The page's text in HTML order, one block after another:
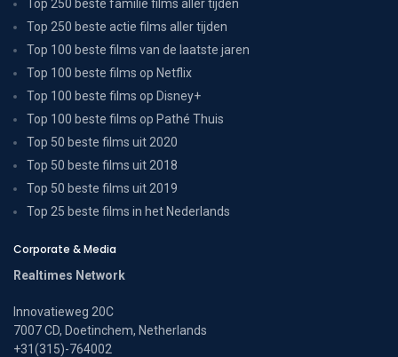
Top 250 beste familie films aller tijden
Top 250 beste actie films aller tijden
Top 100 beste films van de laatste jaren
Top 100 beste films op Netflix
Top 100 beste films op Disney+
Top 100 beste films op Pathé Thuis
Top 50 beste films uit 2020
Top 50 beste films uit 2018
Top 50 beste films uit 2019
Top 25 beste films in het Nederlands
Corporate & Media
Realtimes Network
Innovatieweg 20C
7007 CD, Doetinchem, Netherlands
+31(315)-764002